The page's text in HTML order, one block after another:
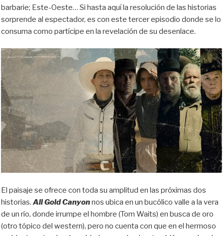
barbarie; Este-Oeste… Si hasta aquí la resolución de las historias
sorprende al espectador, es con este tercer episodio donde se lo
consuma como partícipe en la revelación de su desenlace.
El paisaje se ofrece con toda su amplitud en las próximas dos
historias. All Gold Canyonnos ubica en un bucólico valle a la vera
de un río, donde irrumpe el hombre (Tom Waits) en busca de oro
(otro tópico del western), pero no cuenta con que en el hermoso